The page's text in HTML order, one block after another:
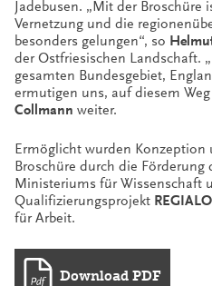
Jadebusen. „Mit der Broschüre
Vernetzung und die
besonders gelungen“, so
der Ostfriesischen Landschaft.
gesamten Bundesgebiet,
ermutigen uns, auf diesem
Collmann weiter.
Ermöglicht wurden Konzeption
Broschüre durch die Förderung
Ministeriums für Wissenschaft
Qualifizierungsprojekt
für Arbeit.
Download PDF